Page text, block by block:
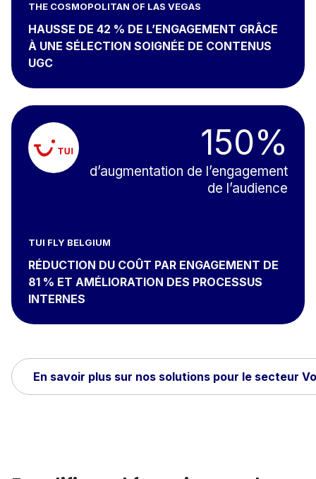
THE COSMOPOLITAN OF LAS VEGAS
HAUSSE DE 42 % DE L’ENGAGEMENT GRÂCE
À UNE SÉLECTION SOIGNÉE DE CONTENUS
UGC
150%
d’augmentation de l’engagement
de l’audience
TUI FLY BELGIUM
RÉDUCTION DU COÛT PAR ENGAGEMENT DE
81 % ET AMÉLIORATION DES PROCESSUS
INTERNES
En savoir plus sur nos solutions pour le secteur